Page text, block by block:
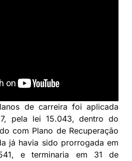
de carreira foi aplicada
pela lei 15.043, dentro do
com Plano de Recuperação
já havia sido prorrogada em
e terminaria em 31 de